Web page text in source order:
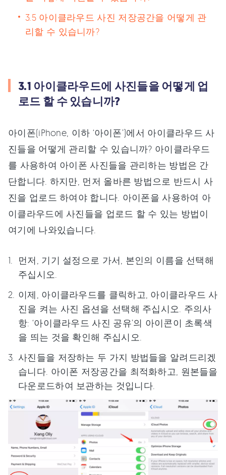
3.5 아이클라우드 사진 저장공간을 어떻게 관
리할 수 있습니까?
3.1 아이클라우드에 사진들을 어떻게 업
로드 할 수 있습니까?
아이폰(iPhone, 이하 ‘아이폰’)에서 아이클라우드 사
진들을 어떻게 관리할 수 있습니까? 아이클라우드
를 사용하여 아이폰 사진들을 관리하는 방법은 간
단합니다. 하지만, 먼저 올바른 방법으로 반드시 사
진을 업로드 하여야 합니다. 아이폰을 사용하여 아
이클라우드에 사진들을 업로드 할 수 있는 방법이
여기에 나와있습니다.
먼저, 기기 설정으로 가서, 본인의 이름을 선택해
주십시오.
이제, 아이클라우드를 클릭하고, 아이클라우드 사
진을 켜는 사진 옵션을 선택해 주십시오. 주의사
항: ‘아이클라우드 사진 공유’의 아이콘이 초록색
을 띄는 것을 확인해 주십시오.
사진들을 저장하는 두 가지 방법들을 알려드리겠
습니다. 아이폰 저장공간을 최적화하고, 원본들을
다운로드하여 보관하는 것입니다.